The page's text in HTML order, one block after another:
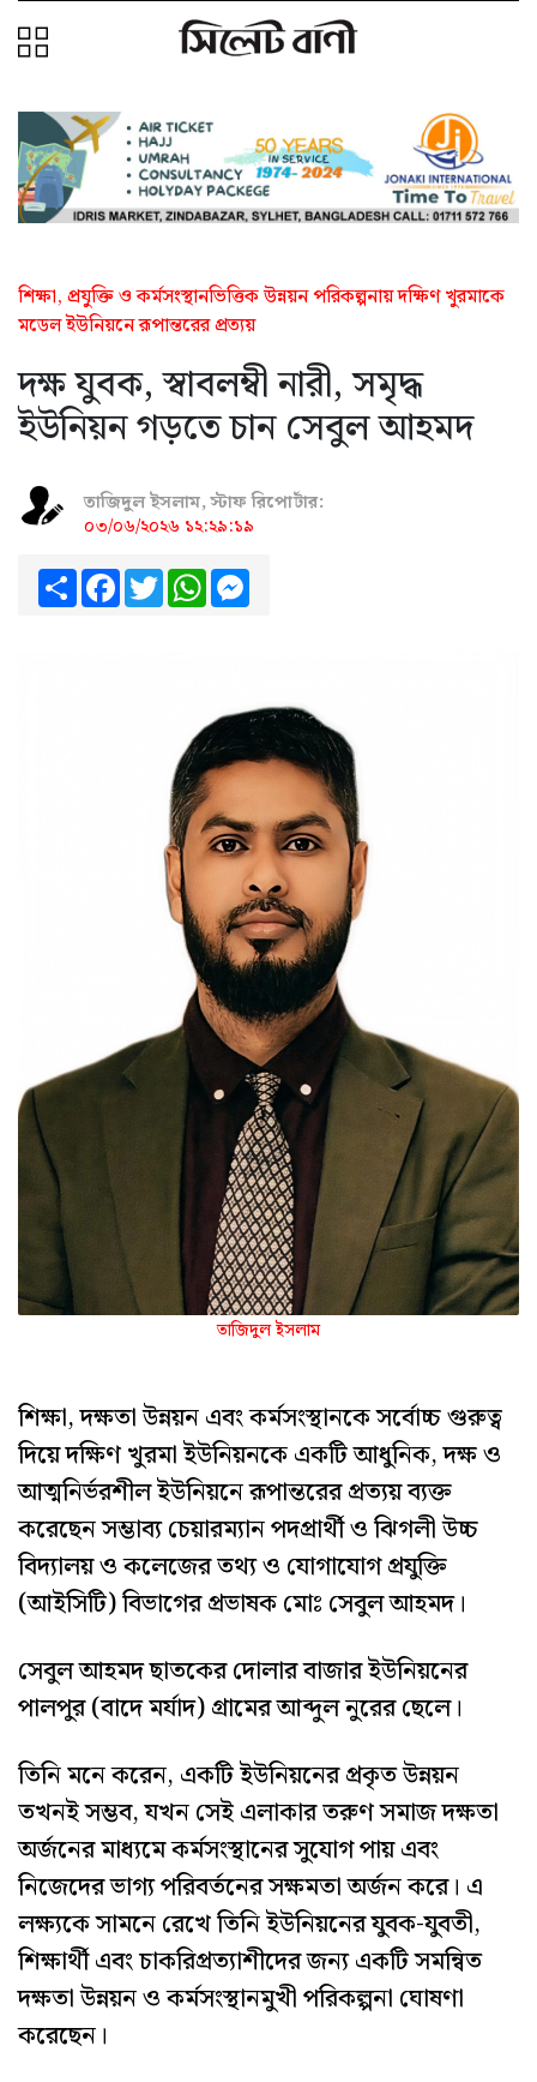
শিক্ষা, প্রযুক্তি ও কর্মসংস্থানভিত্তিক উন্নয়ন পরিকল্পনায় দক্ষিণ খুরমাকে
মডেল ইউনিয়নে রূপান্তরের প্রত্যয়
দক্ষ যুবক, স্বাবলম্বী নারী, সমৃদ্ধ
ইউনিয়ন গড়তে চান সেবুল আহমদ
তাজিদুল ইসলাম, স্টাফ রিপোর্টার:
০৩/০৬/২০২৬ ১২:২৯:১৯
ShareFacebook
TwitterWhatsApp
তাজিদুল ইসলাম
শিক্ষা, দক্ষতা উন্নয়ন এবং কর্মসংস্থানকে সর্বোচ্চ গুরুত্ব
দিয়ে দক্ষিণ খুরমা ইউনিয়নকে একটি আধুনিক, দক্ষ ও
আত্মনির্ভরশীল ইউনিয়নে রূপান্তরের প্রত্যয় ব্যক্ত
করেছেন সম্ভাব্য চেয়ারম্যান পদপ্রার্থী ও ঝিগলী উচ্চ
বিদ্যালয় ও কলেজের তথ্য ও যোগাযোগ প্রযুক্তি
(আইসিটি) বিভাগের প্রভাষক মোঃ সেবুল আহমদ।
সেবুল আহমদ ছাতকের দোলার বাজার ইউনিয়নের
পালপুর (বাদে মর্যাদ) গ্রামের আব্দুল নুরের ছেলে।
তিনি মনে করেন, একটি ইউনিয়নের প্রকৃত উন্নয়ন
তখনই সম্ভব, যখন সেই এলাকার তরুণ সমাজ দক্ষতা
অর্জনের মাধ্যমে কর্মসংস্থানের সুযোগ পায় এবং
নিজেদের ভাগ্য পরিবর্তনের সক্ষমতা অর্জন করে। এ
লক্ষ্যকে সামনে রেখে তিনি ইউনিয়নের যুবক-যুবতী,
শিক্ষার্থী এবং চাকরিপ্রত্যাশীদের জন্য একটি সমন্বিত
দক্ষতা উন্নয়ন ও কর্মসংস্থানমুখী পরিকল্পনা ঘোষণা
করেছেন।